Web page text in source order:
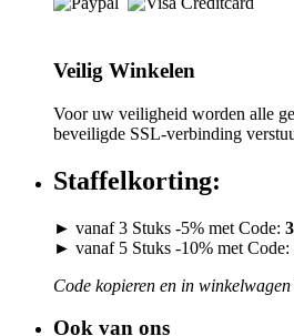
Veilig Winkelen
Voor uw veiligheid worden alle
beveiligde SSL-verbinding
Staffelkorting:
► vanaf 3 Stuks -5% met Code:
► vanaf 5 Stuks -10% met Code:
Code kopieren en in
Ook van ons